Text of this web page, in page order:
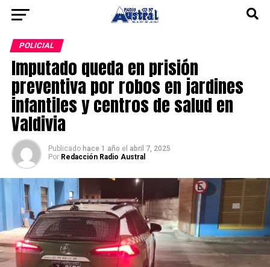
POLICIAL
Imputado queda en prisión
preventiva por robos en jardines
infantiles y centros de salud en
Valdivia
Publicado hace 1 año el abril 7, 2025
Por Redacción Radio Austral